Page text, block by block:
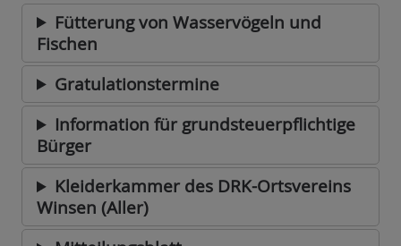
Fütterung von Wasservögeln und
Fischen
Gratulationstermine
Information für grundsteuerpflichtige
Bürger
Kleiderkammer des DRK-Ortsvereins
Winsen (Aller)